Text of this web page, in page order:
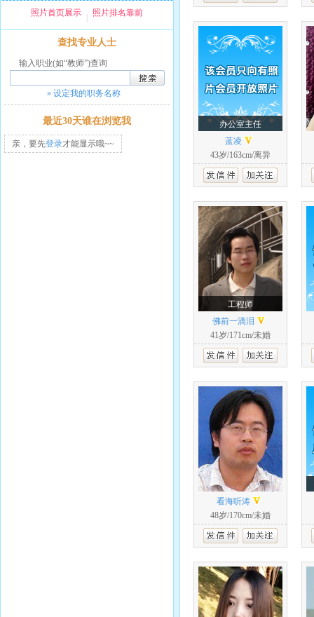
照片首页展示 照片排名靠前
查找专业人士
输入职业(如“教师”)查询
» 设定我的职务名称
最近30天谁在浏览我
亲，要先登录才能显示哦~~
办公室主任
蓝凌
43岁/163cm/离异
工程师
佛前一滴泪
41岁/171cm/未婚
看海听涛
48岁/170cm/未婚